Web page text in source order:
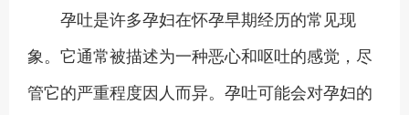
孕吐是许多孕妇在怀孕早期经历的常见现
象。它通常被描述为一种恶心和呕吐的感觉，尽
管它的严重程度因人而异。孕吐可能会对孕妇的